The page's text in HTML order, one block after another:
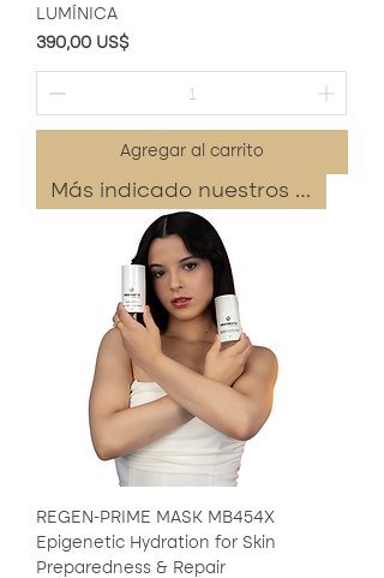
LUMÍNICA
Precio
390,00 US$
Agregar al carrito
Más indicado nuestros médicos
REGEN-PRIME MASK MB454X
Epigenetic Hydration for Skin
Preparedness & Repair